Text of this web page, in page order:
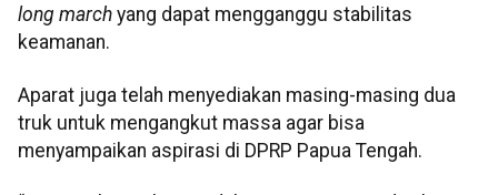
long march yang dapat mengganggu stabilitas
keamanan.
Aparat juga telah menyediakan masing-masing dua
truk untuk mengangkut massa agar bisa
menyampaikan aspirasi di DPRP Papua Tengah.